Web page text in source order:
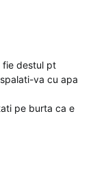
fie destul pt
va cu apa
pe burta ca e